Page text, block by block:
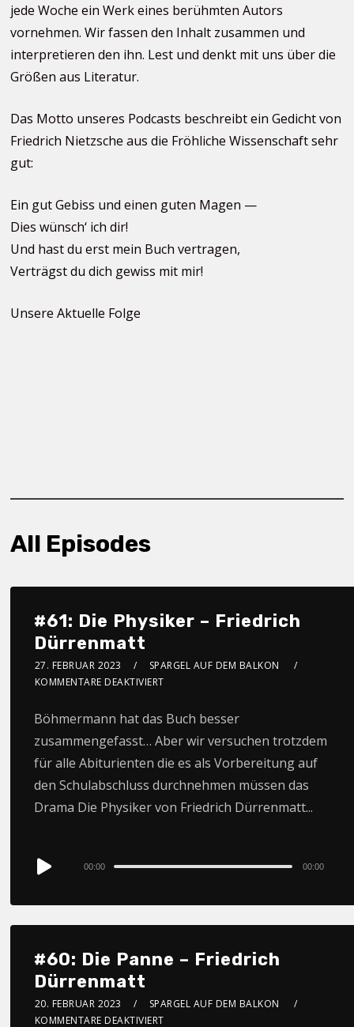
jede Woche ein Werk eines berühmten Autors
vornehmen. Wir fassen den Inhalt zusammen und
interpretieren den ihn. Lest und denkt mit uns über die
Größen aus Literatur.
Das Motto unseres Podcasts beschreibt ein Gedicht von
Friedrich Nietzsche aus die Fröhliche Wissenschaft sehr
gut:
Ein gut Gebiss und einen guten Magen —
Dies wünsch‘ ich dir!
Und hast du erst mein Buch vertragen,
Verträgst du dich gewiss mit mir!
Unsere Aktuelle Folge
All Episodes
#61: Die Physiker – Friedrich
Dürrenmatt
27. FEBRUAR 2023
SPARGEL AUF DEM BALKON
KOMMENTARE DEAKTIVIERT
Böhmermann hat das Buch besser
zusammengefasst… Aber wir versuchen trotzdem
für alle Abiturienten die es als Vorbereitung auf
den Schulabschluss durchnehmen müssen das
Drama Die Physiker von Friedrich Dürrenmatt...
Audio
00:00 00:00
#60: Die Panne – Friedrich
Dürrenmatt
20. FEBRUAR 2023
SPARGEL AUF DEM BALKON
KOMMENTARE DEAKTIVIERT